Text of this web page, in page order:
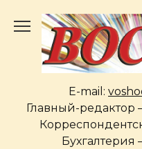
содержанию
E-mail:
Главный-редактор
Бухгалтерия